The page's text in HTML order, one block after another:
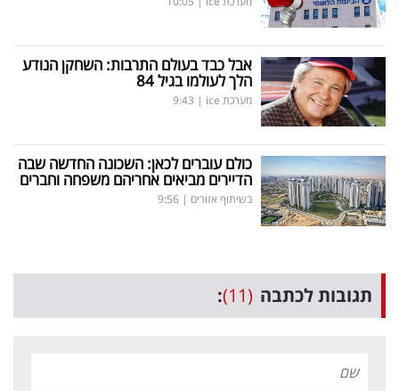
אבל כבד בעולם התרבות: השחקן הנודע
הלך לעולמו בגיל 84
מערכת ice |
9:43
כולם עוברים לכאן: השכונה החדשה שבה
הדיירים מביאים אחריהם משפחה וחברים
בשיתוף אזורים |
9:56
תגובות לכתבה (11)
: